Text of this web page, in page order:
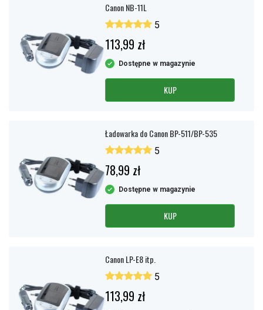
Canon NB-11L
5
113,99 zł
Dostępne w magazynie
KUP
Ładowarka do Canon BP-511/BP-535
5
78,99 zł
Dostępne w magazynie
KUP
Canon LP-E8 itp.
5
113,99 zł